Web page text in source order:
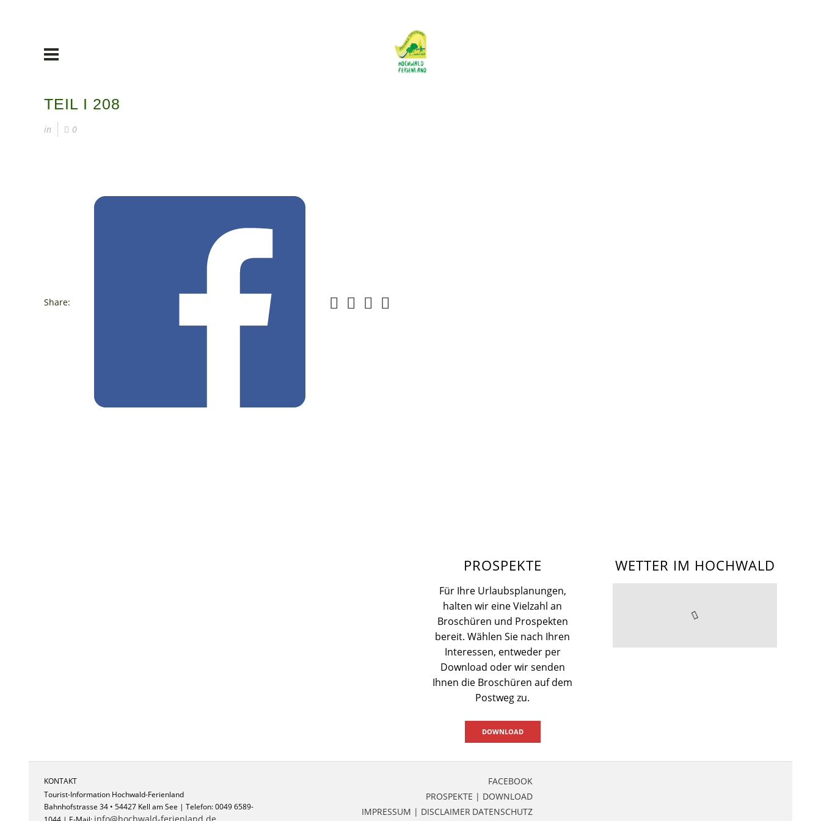
TEIL I 208
in 0
Share:
PROSPEKTE
Für Ihre Urlaubsplanungen,
halten wir eine Vielzahl an
Broschüren und Prospekten
bereit. Wählen Sie nach Ihren
Interessen, entweder per
Download oder wir senden
Ihnen die Broschüren auf dem
Postweg zu.
DOWNLOAD
WETTER IM HOCHWALD
KONTAKT
Tourist-Information Hochwald-Ferienland
Bahnhofstrasse 34 • 54427 Kell am See | Telefon: 0049 6589-
FACEBOOK
PROSPEKTE | DOWNLOAD
IMPRESSUM | DISCLAIMER DATENSCHUTZ